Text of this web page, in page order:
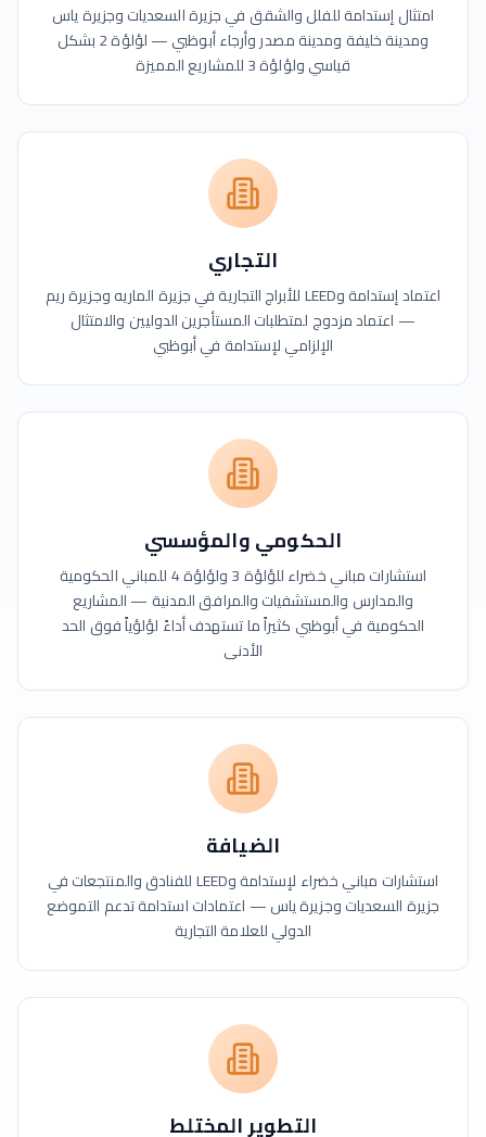
امتثال إستدامة للفلل والشقق في جزيرة السعديات وجزيرة ياس
ومدينة خليفة ومدينة مصدر وأرجاء أبوظبي — لؤلؤة 2 بشكل
قياسي ولؤلؤة 3 للمشاريع المميزة
التجاري
اعتماد إستدامة وLEED للأبراج التجارية في جزيرة الماريه وجزيرة ريم
— اعتماد مزدوج لمتطلبات المستأجرين الدوليين والامتثال
الإلزامي لإستدامة في أبوظبي
الحكومي والمؤسسي
استشارات مباني خضراء للؤلؤة 3 ولؤلؤة 4 للمباني الحكومية
والمدارس والمستشفيات والمرافق المدنية — المشاريع
الحكومية في أبوظبي كثيراً ما تستهدف أداءً لؤلؤياً فوق الحد
الأدنى
الضيافة
استشارات مباني خضراء لإستدامة وLEED للفنادق والمنتجعات في
جزيرة السعديات وجزيرة ياس — اعتمادات استدامة تدعم التموضع
الدولي للعلامة التجارية
التطوير المختلط